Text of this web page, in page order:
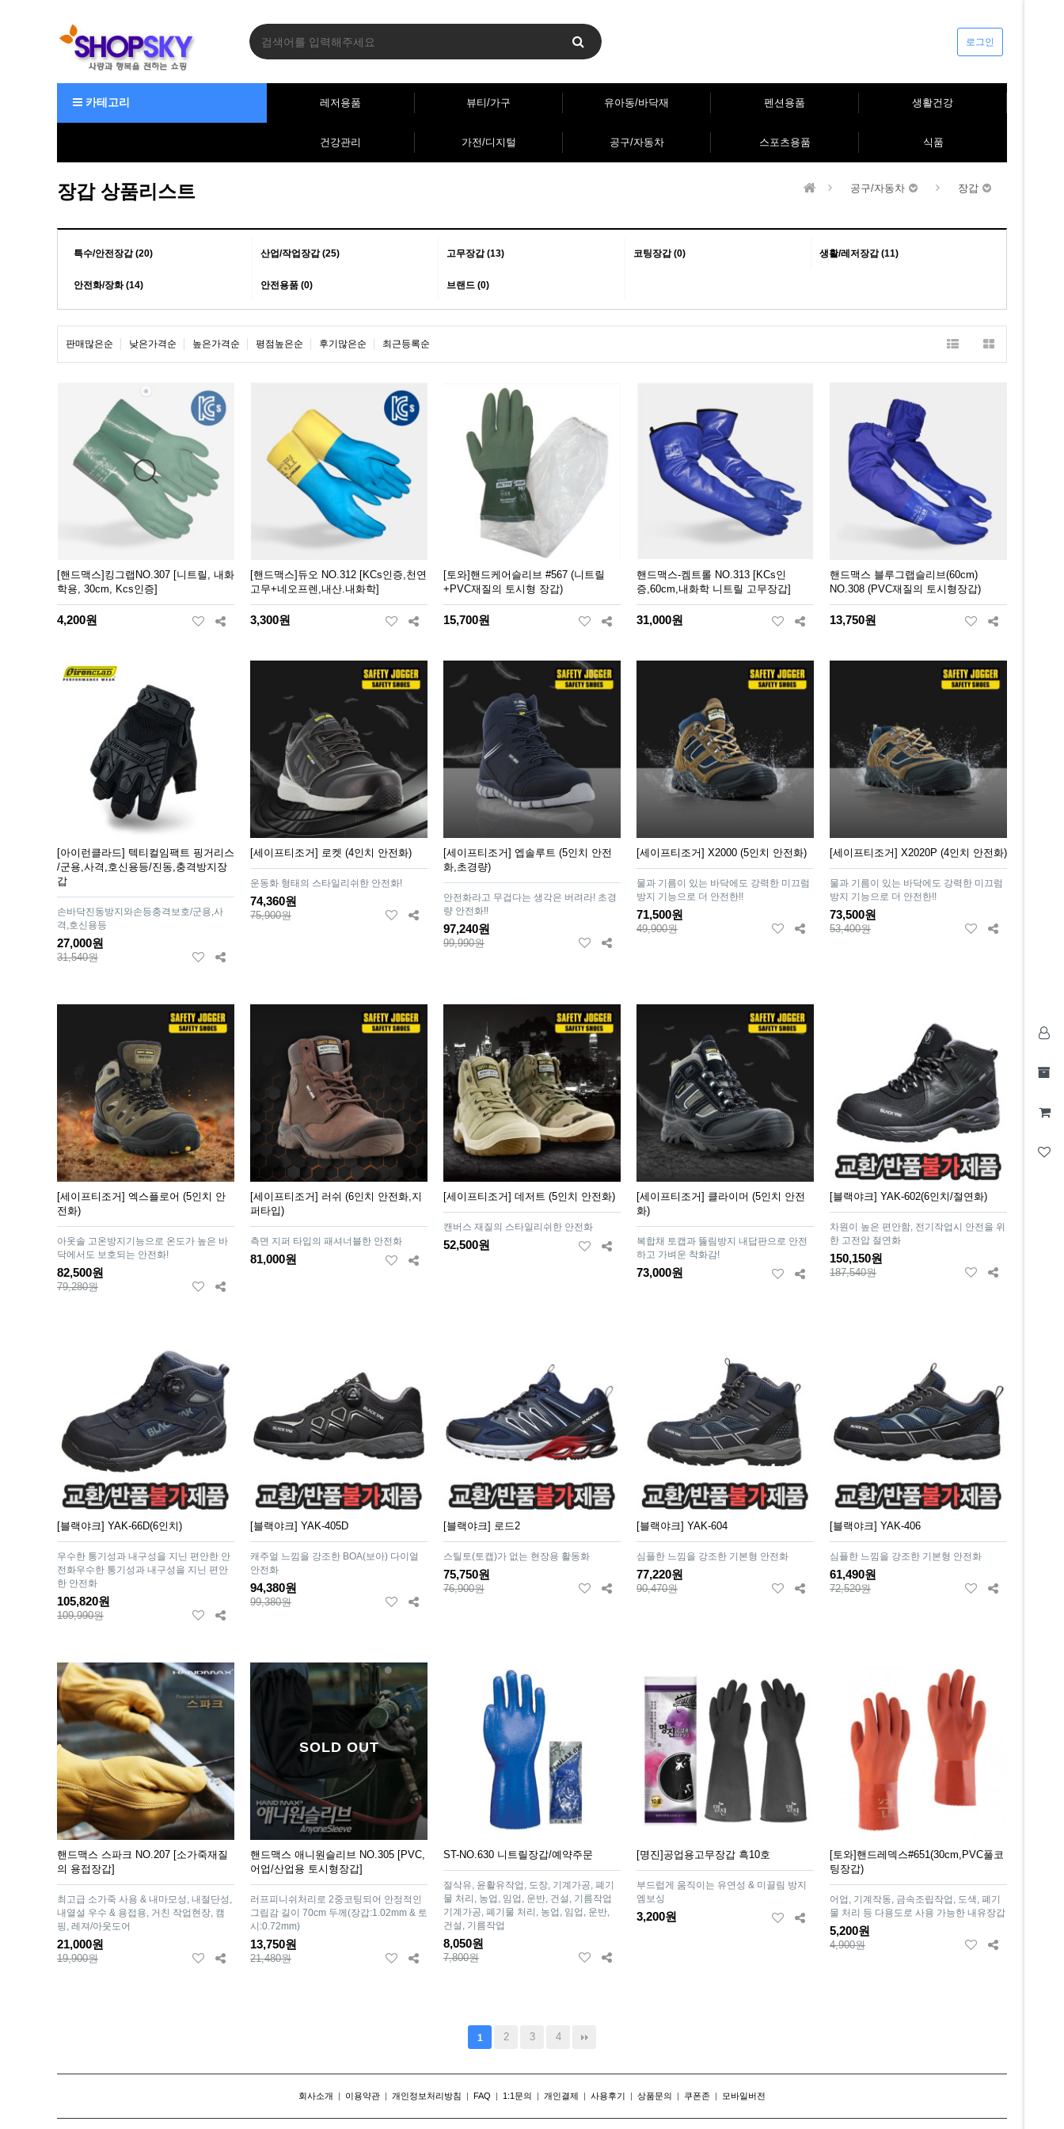
로그인
카테고리 레저용품 뷰티/가구 유아동/바닥재 펜션용품 생활건강
건강관리 가전/디지털 공구/자동차 스포츠용품 식품
장갑 상품리스트 공구/자동차 장갑
특수/안전장갑 (20) 산업/작업장갑 (25) 고무장갑 (13) 코팅장갑 (0) 생활/레저장갑 (11)
안전화/장화 (14) 안전용품 (0) 브랜드 (0)
판매많은순 낮은가격순 높은가격순 평점높은순 후기많은순 최근등록순
[핸드맥스]킹그랩NO.307 [니트릴, 내화
학용, 30cm, Kcs인증]
4,200원
[핸드맥스]듀오 NO.312 [KCs인증,천연
고무+네오프렌,내산.내화학]
3,300원
[토와]핸드케어슬리브 #567 (니트릴
+PVC재질의 토시형 장갑)
15,700원
핸드맥스-켐트롤 NO.313 [KCs인
증,60cm,내화학 니트릴 고무장갑]
31,000원
핸드맥스 블루그랩슬리브(60cm)
NO.308 (PVC재질의 토시형장갑)
13,750원
[아이런클라드] 텍티컬임팩트 핑거리스
/군용,사격,호신용등/진동,충격방지장
갑
손바닥진동방지와손등충격보호/군용,사
격,호신용등
27,000원
31,540원
[세이프티조거] 로켓 (4인치 안전화)
운동화 형태의 스타일리쉬한 안전화!
74,360원
75,900원
[세이프티조거] 엡솔루트 (5인치 안전
화,초경량)
안전화라고 무겁다는 생각은 버려라! 초경
량 안전화!!
97,240원
99,990원
[세이프티조거] X2000 (5인치 안전화)
물과 기름이 있는 바닥에도 강력한 미끄럼
방지 기능으로 더 안전한!!
71,500원
49,900원
[세이프티조거] X2020P (4인치 안전화)
물과 기름이 있는 바닥에도 강력한 미끄럼
방지 기능으로 더 안전한!!
73,500원
53,400원
[세이프티조거] 엑스플로어 (5인치 안
전화)
아옷솔 고온방지기능으로 온도가 높은 바
닥에서도 보호되는 안전화!
82,500원
79,280원
[세이프티조거] 러쉬 (6인치 안전화,지
퍼타입)
측면 지퍼 타입의 패셔너블한 안전화
81,000원
[세이프티조거] 데저트 (5인치 안전화)
캔버스 재질의 스타일리쉬한 안전화
52,500원
[세이프티조거] 클라이머 (5인치 안전
화)
복합채 토캡과 뚫림방지 내답판으로 안전
하고 가벼운 착화감!
73,000원
[블랙야크] YAK-602(6인치/절연화)
차원이 높은 편안함, 전기작업시 안전을 위
한 고전압 절연화
150,150원
187,540원
[블랙야크] YAK-66D(6인치)
우수한 통기성과 내구성을 지닌 편안한 안
전화우수한 통기성과 내구성을 지닌 편안
한 안전화
105,820원
109,990원
[블랙야크] YAK-405D
캐주얼 느낌을 강조한 BOA(보아) 다이얼
안전화
94,380원
99,380원
[블랙야크] 로드2
스틸토(토캡)가 없는 현장용 활동화
75,750원
76,900원
[블랙야크] YAK-604
심플한 느낌을 강조한 기본형 안전화
77,220원
90,470원
[블랙야크] YAK-406
심플한 느낌을 강조한 기본형 안전화
61,490원
72,520원
핸드맥스 스파크 NO.207 [소가죽재질
의 용접장갑]
최고급 소가죽 사용 & 내마모성, 내절단성,
내열설 우수 & 용접용, 거친 작업현장, 캠
핑, 레져/아웃도어
21,000원
19,900원
SOLD OUT
핸드맥스 애니원슬리브 NO.305 [PVC,
어업/산업용 토시형장갑]
러프피니쉬처리로 2중코팅되어 안정적인
그립감 길이 70cm 두께(장갑:1.02mm & 토
시:0.72mm)
13,750원
21,480원
ST-NO.630 니트릴장갑/예약주문
절삭유, 윤활유작업, 도장, 기계가공, 폐기
물 처리, 농업, 임업, 운반, 건설, 기름작업
기계가공, 폐기물 처리, 농업, 임업, 운반,
건설, 기름작업
8,050원
7,800원
[명진]공업용고무장갑 흑10호
부드럽게 움직이는 유연성 & 미끌림 방지
엠보싱
3,200원
[토와]핸드레덱스#651(30cm,PVC풀코
팅장갑)
어업, 기계작동, 금속조립작업, 도색, 폐기
물 처리 등 다용도로 사용 가능한 내유장갑
5,200원
4,900원
1 2 3 4
회사소개 | 이용약관 | 개인정보처리방침 | FAQ | 1:1문의 | 개인결제 | 사용후기 | 상품문의 | 쿠폰존 | 모바일버전